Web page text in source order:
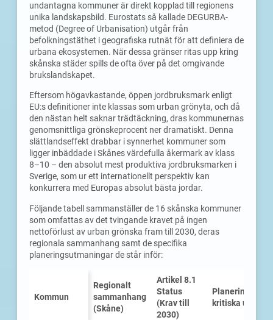
undantagna kommuner är direkt kopplad till regionens
unika landskapsbild. Eurostats så kallade DEGURBA-
metod (Degree of Urbanisation) utgår från
befolkningstäthet i geografiska rutnät för att definiera de
urbana ekosystemen. När dessa gränser ritas upp kring
skånska städer spills de ofta över på det omgivande
brukslandskapet.
Eftersom högavkastande, öppen jordbruksmark enligt
EU:s definitioner inte klassas som urban grönyta, och då
den nästan helt saknar trädtäckning, dras kommunernas
genomsnittliga grönskeprocent ner dramatiskt. Denna
slättlandseffekt drabbar i synnerhet kommuner som
ligger inbäddade i Skånes värdefulla åkermark av klass
8–10 – den absolut mest produktiva jordbruksmarken i
Sverige, som ur ett internationellt perspektiv kan
konkurrera med Europas absolut bästa jordar.
Följande tabell sammanställer de 16 skånska kommuner
som omfattas av det tvingande kravet på ingen
nettoförlust av urban grönska fram till 2030, deras
regionala sammanhang samt de specifika
planeringsutmaningar de står inför:
Kommun
Regionalt
sammanhang
(Skåne)
Artikel 8.1
Status
(Krav till
2030)
kritiska